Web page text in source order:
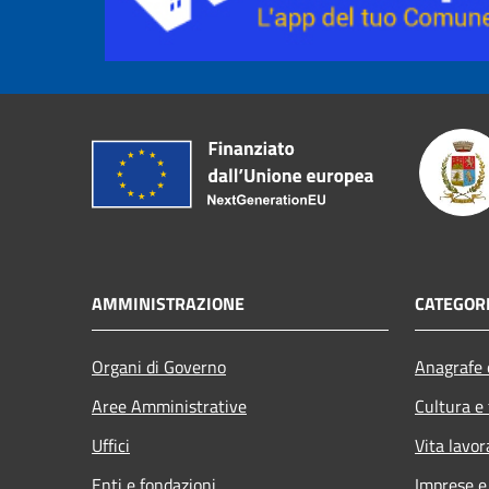
AMMINISTRAZIONE
Organi di Governo
Aree Amministrative
Uffici
Cultura
Vita